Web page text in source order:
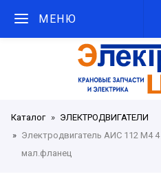
МЕНЮ
Каталог
ЭЛЕКТРОДВИГАТЕЛИ
Электродвигатель АИС 112 М4 4
мал.фланец